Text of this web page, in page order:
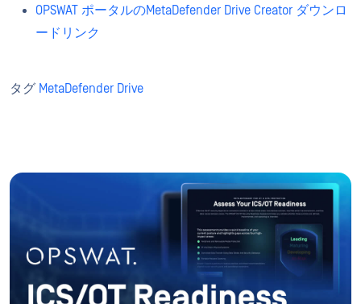
OPSWAT ポータルのMetaDefender Drive Creator ダウンロ
ードリンク
タグ MetaDefender Drive